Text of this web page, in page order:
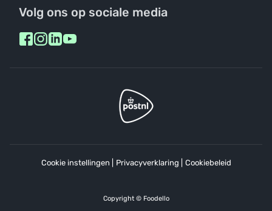
Volg ons op sociale media
Cookie instellingen Privacyverklaring Cookiebeleid
Copyright © Foodello